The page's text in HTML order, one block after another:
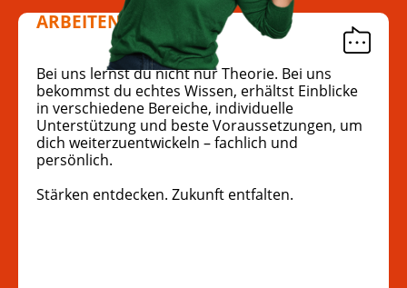
ARBEITEN MIT SINN
Bei uns lernst du nicht nur Theorie. Bei uns
bekommst du echtes Wissen, erhältst Einblicke
in verschiedene Bereiche, individuelle
Unterstützung und beste Voraussetzungen, um
dich weiterzuentwickeln – fachlich und
persönlich.
Stärken entdecken. Zukunft entfalten.